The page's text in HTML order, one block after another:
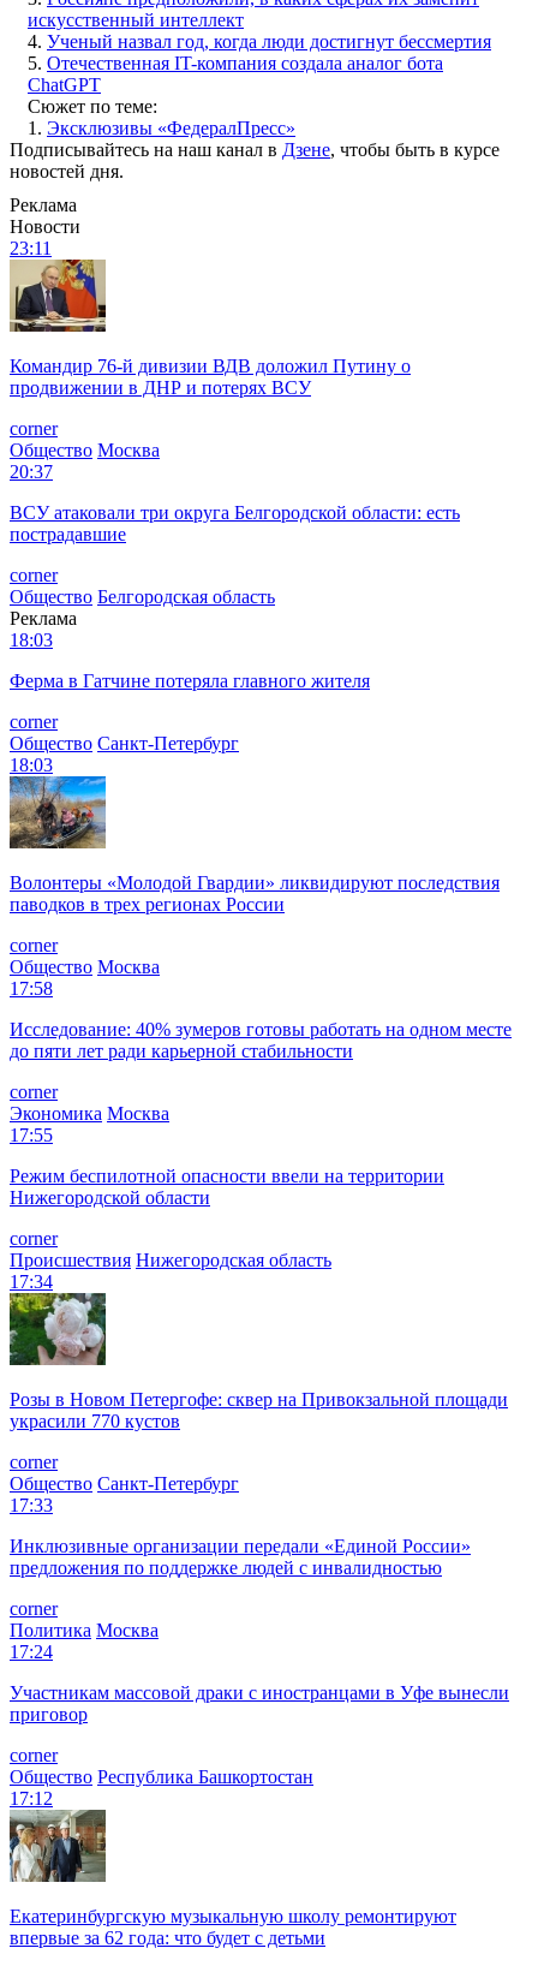
искусственный интеллект
4. Ученый назвал год, когда люди достигнут бессмертия
5. Отечественная IT-компания создала аналог бота
ChatGPT
Сюжет по теме:
1. Эксклюзивы «ФедералПресс»
Подписывайтесь на наш канал в Дзене, чтобы быть в курсе
новостей дня.
Реклама
Новости
23:11
Командир 76-й дивизии ВДВ доложил Путину о
продвижении в ДНР и потерях ВСУ
corner
Общество Москва
20:37
ВСУ атаковали три округа Белгородской области: есть
пострадавшие
corner
Общество Белгородская область
Реклама
18:03
Ферма в Гатчине потеряла главного жителя
corner
Общество Санкт-Петербург
18:03
Волонтеры «Молодой Гвардии» ликвидируют последствия
паводков в трех регионах России
corner
Общество Москва
17:58
Исследование: 40% зумеров готовы работать на одном месте
до пяти лет ради карьерной стабильности
corner
Экономика Москва
17:55
Режим беспилотной опасности ввели на территории
Нижегородской области
corner
Происшествия Нижегородская область
17:34
Розы в Новом Петергофе: сквер на Привокзальной площади
украсили 770 кустов
corner
Общество Санкт-Петербург
17:33
Инклюзивные организации передали «Единой России»
предложения по поддержке людей с инвалидностью
corner
Политика Москва
17:24
Участникам массовой драки с иностранцами в Уфе вынесли
приговор
corner
Общество Республика Башкортостан
17:12
Екатеринбургскую музыкальную школу ремонтируют
впервые за 62 года: что будет с детьми